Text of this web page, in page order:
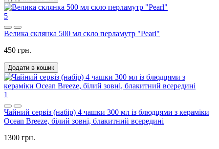
5
Велика склянка 500 мл скло перламутр "Pearl"
450 грн.
Додати в кошик
1
Чайний сервіз (набір) 4 чашки 300 мл із блюдцями з кераміки
Ocean Breeze, білий зовні, блакитний всередині
1300 грн.